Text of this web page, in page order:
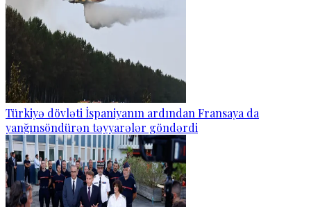
Türkiyə dövləti İspaniyanın ardından Fransaya da
yanğınsöndürən təyyarələr göndərdi